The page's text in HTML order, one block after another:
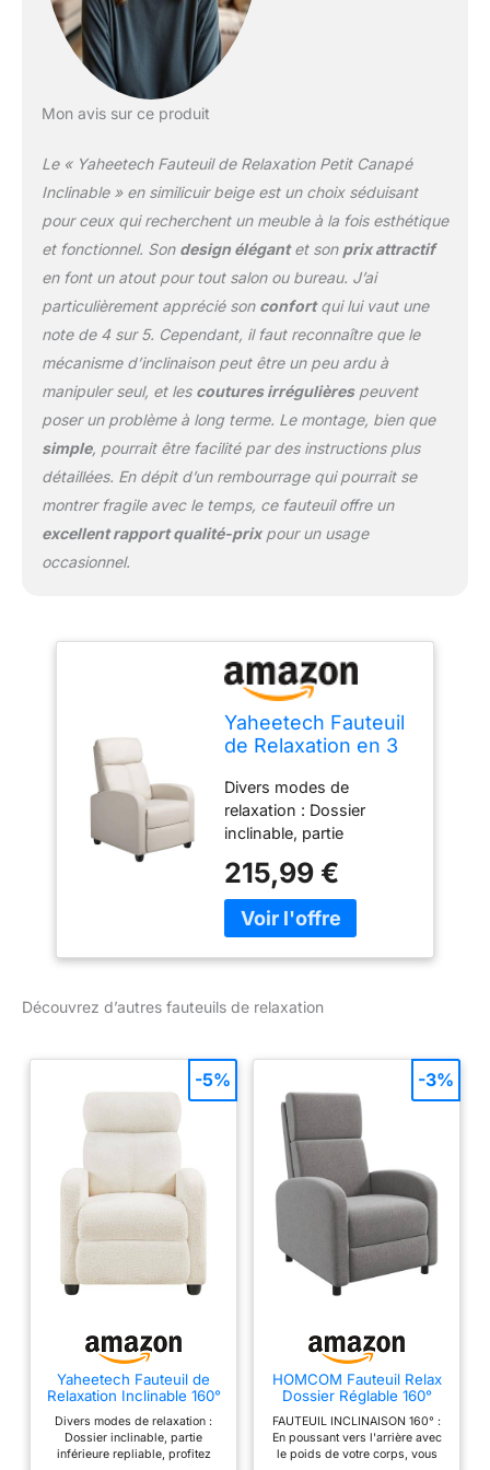
résistante à la
compression. Assise de
haute densité :
soutien confortable,
apportant une
expérience d'assise
mœlleux : 9 cm de large,
les accoudoirs du
fauteuil de relaxation
sont bien rembourrés.
Vous pouvez y poser les
mains confortablement.
Mon avis sur ce produit
Le « Yaheetech Fauteuil de Relaxation Petit Canapé
Inclinable » en similicuir beige est un choix séduisant
pour ceux qui recherchent un meuble à la fois esthétique
et fonctionnel. Son design élégantet son prix attractif
en font un atout pour tout salon ou bureau. J’ai
particulièrement apprécié son confortqui lui vaut une
note de 4 sur 5. Cependant, il faut reconnaître que le
mécanisme d’inclinaison peut être un peu ardu à
manipuler seul, et les coutures irrégulièrespeuvent
poser un problème à long terme. Le montage, bien que
simple, pourrait être facilité par des instructions plus
détaillées. En dépit d’un rembourrage qui pourrait se
montrer fragile avec le temps, ce fauteuil offre un
excellent rapport qualité-prixpour un usage
occasionnel.
Yaheetech Fauteuil
de Relaxation en 3
Repose-Pieds
Beige
Divers modes de
relaxation : Dossier
inclinable, partie
profitez d’une position
assise agréable. Le
repose-pieds se relève à
créant un coin privé de
chambre... Repos, film,
café, lecture... Vous
pouvez y passer du
temps libre. Solide et
robuste : D’une capacité
de charge jusqu’à 120
kg, le fauteuil inclinable
dispose d’une structure
résistante à la
compression. Assise de
haute densité :
épaisse, soutenu par des
ressorts élastiques, ce
fauteuil de salon offre un
soutien confortable,
apportant une
expérience d'assise
215,99 €
Découvrez d’autres fauteuils de relaxation
Yaheetech Fauteuil de
Relaxation Inclinable 160°
Beige
Divers modes de relaxation :
Dossier inclinable, partie
inférieure repliable, profitez
-5%
HOMCOM Fauteuil Relax
Dossier Réglable 160°
Gris
FAUTEUIL INCLINAISON 160° :
En poussant vers l'arrière avec
le poids de votre corps, vous
-3%